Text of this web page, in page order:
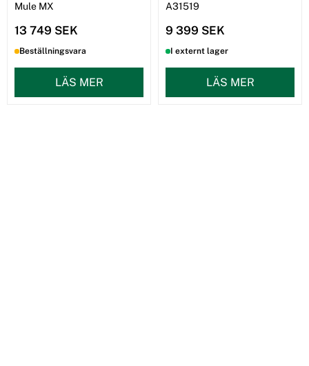
Mule MX
13 749 SEK
Beställningsvara
LÄS MER
A31519
9 399 SEK
I externt lager
LÄS MER